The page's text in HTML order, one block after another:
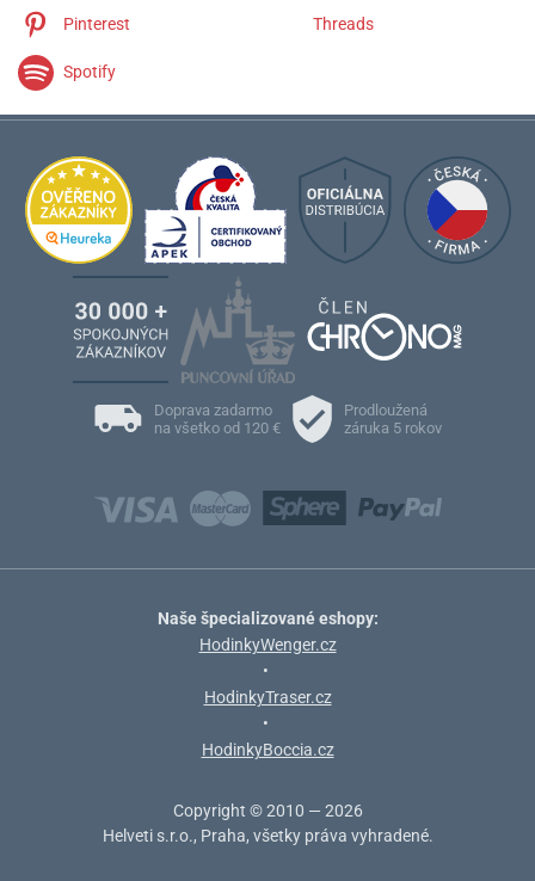
Pinterest Threads
Spotify
Doprava zadarmo
na všetko od 120 €
Prodloužená
záruka 5 rokov
Naše špecializované eshopy:
HodinkyWenger.cz
•
HodinkyTraser.cz
•
HodinkyBoccia.cz
Copyright © 2010 — 2026
Helveti s.r.o., Praha, všetky práva vyhradené.